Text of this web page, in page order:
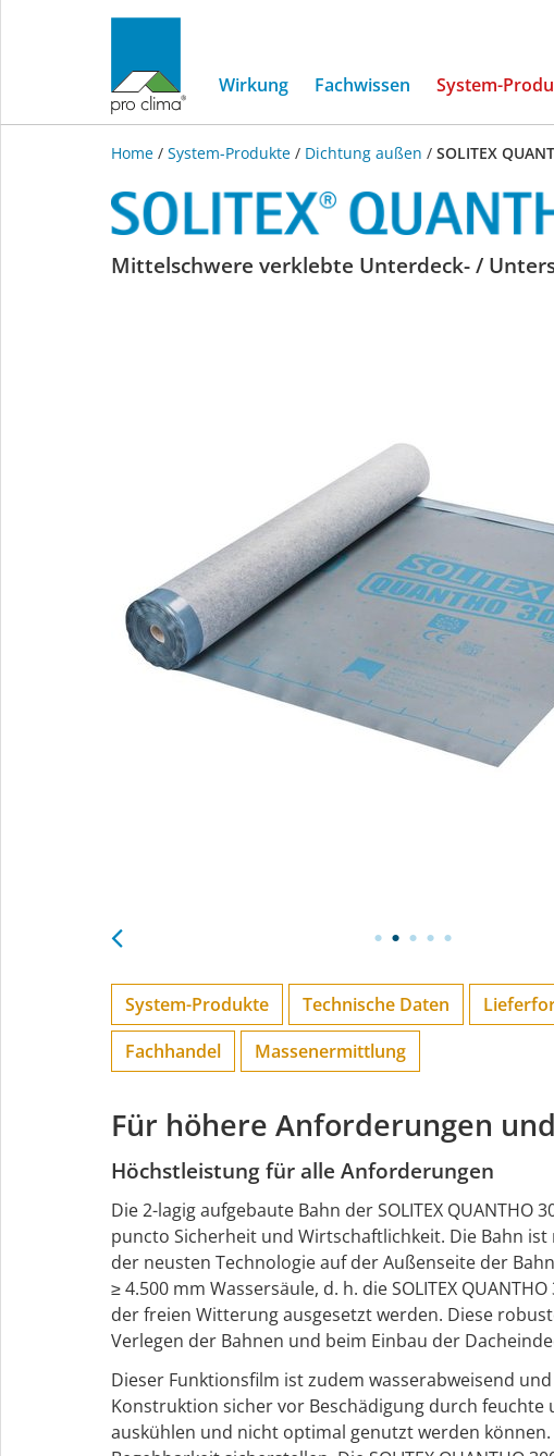
Wirkung Fachwissen System-
Home / System-Produkte / Dichtung außen / SOLITEX
SOLITEX
Mittelschwere verklebte Unterdeck- /
System-Produkte Technische Daten
Fachhandel
Massenermittlung
Für höhere Anforderungen
Höchstleistung für alle Anforderungen
Die 2-lagig aufgebaute Bahn der SOLITEX
puncto Sicherheit und Wirtschaftlichkeit. Die Bahn
der neusten Technologie auf der Außenseite der
≥ 4.500 mm Wassersäule, d. h. die SOLITEX
der freien Witterung ausgesetzt werden. Diese
Verlegen der Bahnen und beim Einbau der
Dieser Funktionsfilm ist zudem wasserabweisend
Konstruktion sicher vor Beschädigung durch
auskühlen und nicht optimal genutzt werden